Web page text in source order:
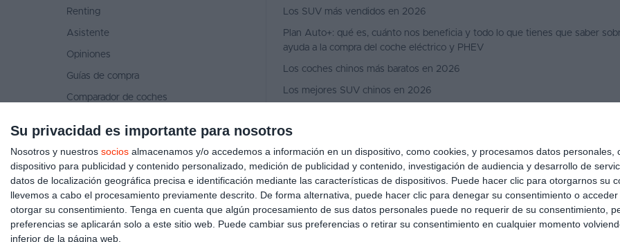
Su privacidad es importante para nosotros
Nosotros y nuestros socios almacenamos y/o accedemos a información en un dispositivo, como cookies, y procesamos datos
dispositivo para publicidad y contenido personalizado, medición de publicidad y contenido, investigación de audiencia y desarrollo de
datos de localización geográfica precisa e identificación mediante las características de dispositivos. Puede hacer clic para otorgarnos su
llevemos a cabo el procesamiento previamente descrito. De forma alternativa, puede hacer clic para denegar su consentimiento o
otorgar su consentimiento. Tenga en cuenta que algún procesamiento de sus datos personales puede no requerir de su consentimiento,
preferencias se aplicarán solo a este sitio web. Puede cambiar sus preferencias o retirar su consentimiento en cualquier momento
inferior de la página web.
Renting
Asistente
Opiniones
Guías de compra
Comparador de coches
Ventas de coches 2026
Quiénes somos
Contacto
Los SUV más vendidos en 2026
Plan Auto+: qué es, cuánto nos beneficia y todo lo que tienes que saber
ayuda a la compra del coche eléctrico y PHEV
Los coches chinos más baratos en 2026
Los mejores SUV chinos en 2026
Los mejores coches por menos de 25.000 € en 2026